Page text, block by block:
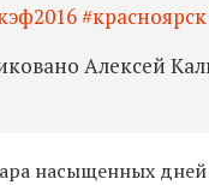
Алексей
насыщенных дней